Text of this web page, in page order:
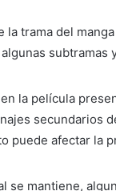
la trama del
subtramas
la película
secundarios
puede afectar la
se mantiene,